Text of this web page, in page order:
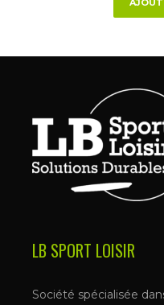
LB SPORT LOISIR
Société spécialisée